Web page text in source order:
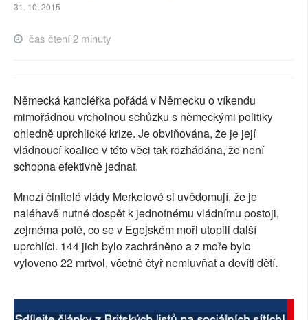
NEJČTENĚJŠÍ ZA 7 DNÍ
AUTOŘI
SOCIÁLNÍ SÍTĚ
RUBRIKY
PLNÁ VERZE STRÁNEK
31. 10. 2015
čas čtení 2 minuty
Německá kancléřka pořádá v Německu o víkendu
mimořádnou vrcholnou schůzku s německými politiky
ohledně uprchlické krize. Je obviňována, že je její
vládnoucí koalice v této věci tak rozhádána, že není
schopna efektivně jednat.
Mnozí činitelé vlády Merkelové si uvědomují, že je
naléhavě nutné dospět k jednotnému vládnímu postoji,
zejméma poté, co se v Egejském moři utopili další
uprchlíci. 144 jich bylo zachráněno a z moře bylo
vyloveno 22 mrtvol, včetně čtyř nemluvňat a devíti dětí.